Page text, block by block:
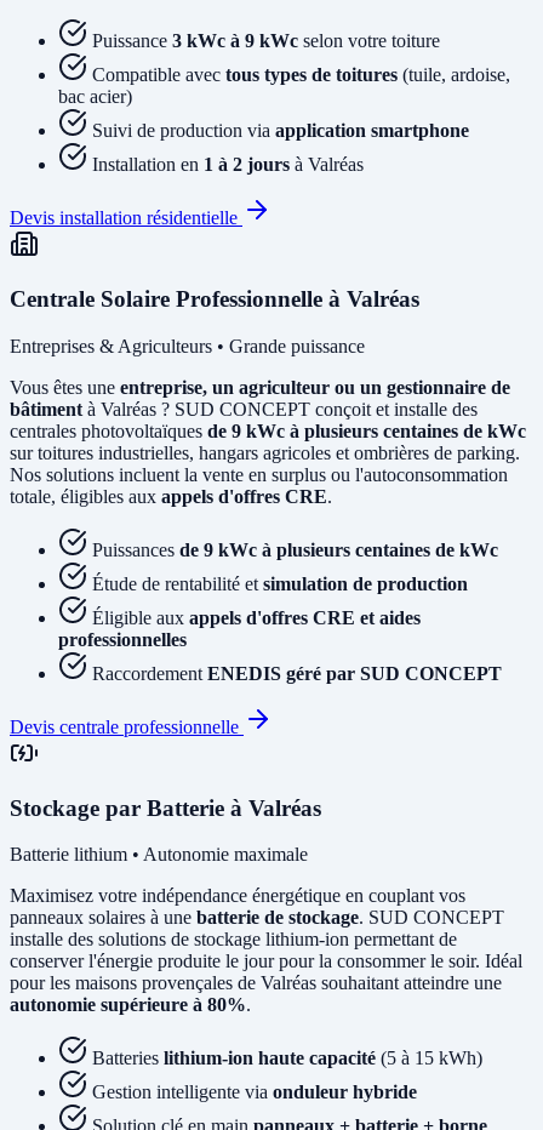
Puissance 3 kWc à 9 kWc selon votre toiture
Compatible avec tous types de toitures (tuile, ardoise,
bac acier)
Suivi de production via application smartphone
Installation en 1 à 2 jours à Valréas
Devis installation résidentielle
Centrale Solaire Professionnelle à Valréas
Entreprises & Agriculteurs • Grande puissance
Vous êtes une entreprise, un agriculteur ou un gestionnaire de
bâtiment à Valréas ? SUD CONCEPT conçoit et installe des
centrales photovoltaïques de 9 kWc à plusieurs centaines de kWc
sur toitures industrielles, hangars agricoles et ombrières de parking.
Nos solutions incluent la vente en surplus ou l'autoconsommation
totale, éligibles aux appels d'offres CRE.
Puissances de 9 kWc à plusieurs centaines de kWc
Étude de rentabilité et simulation de production
Éligible aux appels d'offres CRE et aides
professionnelles
Raccordement ENEDIS géré par SUD CONCEPT
Devis centrale professionnelle
Stockage par Batterie à Valréas
Batterie lithium • Autonomie maximale
Maximisez votre indépendance énergétique en couplant vos
panneaux solaires à une batterie de stockage. SUD CONCEPT
installe des solutions de stockage lithium-ion permettant de
conserver l'énergie produite le jour pour la consommer le soir. Idéal
pour les maisons provençales de Valréas souhaitant atteindre une
autonomie supérieure à 80%.
Batteries lithium-ion haute capacité (5 à 15 kWh)
Gestion intelligente via onduleur hybride